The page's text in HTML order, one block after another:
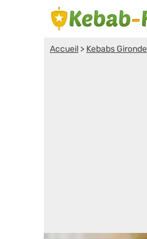
Accueil > Kebabs Gironde